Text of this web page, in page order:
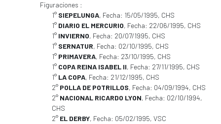
Figuraciones :
1° SIEPELUNGA, Fecha: 15/05/1995, CHS
1° DIARIO EL MERCURIO, Fecha: 22/06/1995, CHS
1° INVIERNO, Fecha: 20/07/1995, CHS
1° SERNATUR, Fecha: 02/10/1995, CHS
1° PRIMAVERA, Fecha: 23/10/1995, CHS
1° COPA REINA ISABEL II, Fecha: 27/11/1995, CHS
1° LA COPA, Fecha: 21/12/1995, CHS
2° POLLA DE POTRILLOS, Fecha: 04/09/1994, CHS
2° NACIONAL RICARDO LYON, Fecha: 02/10/1994,
CHS
2° EL DERBY, Fecha: 05/02/1995, VSC